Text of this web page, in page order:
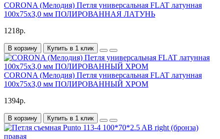
CORONA (Мелодия) Петля универсальная FLAT латунная
100х75хЗ,0 мм ПОЛИРОВАННАЯ ЛАТУНЬ
1218р.
В корзину Купить в 1 клик
CORONA (Мелодия) Петля универсальная FLAT латунная
100х75хЗ,0 мм ПОЛИРОВАННЫЙ ХРОМ
1394р.
В корзину Купить в 1 клик